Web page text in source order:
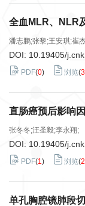
全血MLR、NLR
潘志鹏;张黎;王安琪;崔
DOI: 10.19405/
PDF(0) 浏览(
直肠癌预后影响
张冬冬;汪圣毅;李永翔;
DOI: 10.19405/
PDF(1) 浏览(
单孔胸腔镜肺段